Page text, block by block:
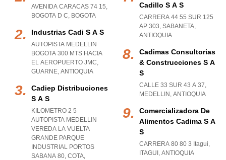
AVENIDA CARACAS 74 15,
BOGOTA D C, BOGOTA
Industrias Cadi S A S
AUTOPISTA MEDELLIN
BOGOTA 300 MTS HACIA
EL AEROPUERTO JMC,
GUARNE, ANTIOQUIA
Cadiep Distribuciones
S A S
KILOMETRO 2 5
AUTOPISTA MEDELLIN
VEREDA LA VUELTA
GRANDE PARQUE
INDUSTRIAL PORTOS
SABANA 80, COTA,
Cadillo S A S
CARRERA 44 55 SUR 125
AP 303, SABANETA,
ANTIOQUIA
Cadimas Consultorias
& Construcciones S A
S
CALLE 33 SUR 43 A 37,
MEDELLIN , ANTIOQUIA
Comercializadora De
Alimentos Cadima S A
S
CARRERA 80 80 3 Itagui,
ITAGUI , ANTIOQUIA